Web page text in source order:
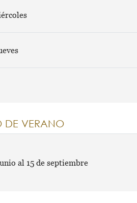
DE VERANO
al 15 de septiembre